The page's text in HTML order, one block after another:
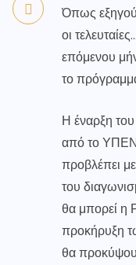
Όπως
οι
επόμενου
το
Η έναρξη
από το
προβλέπει
του
θα μπορεί η
προκήρυξη
θα